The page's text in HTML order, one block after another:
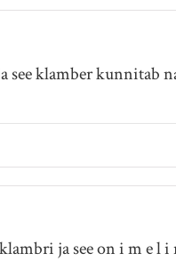
see klamber
ja see on i m e